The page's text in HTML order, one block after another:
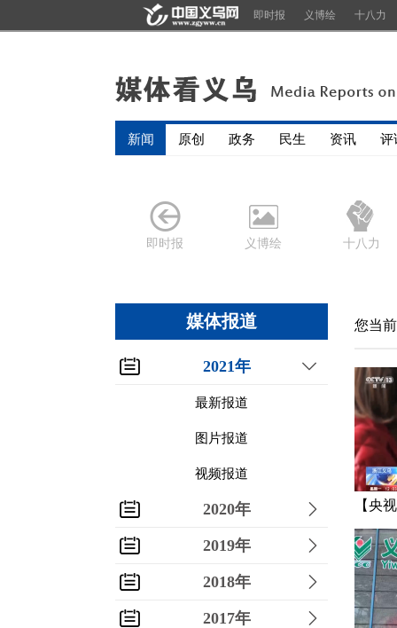
即时报 义博绘 十八力
新闻 原创 政务 民生 资讯 评
即时报 义博绘 十八力
媒体报道
2021年
最新报道
图片报道
视频报道
2020年
2019年
2018年
2017年
您当
【央
千里